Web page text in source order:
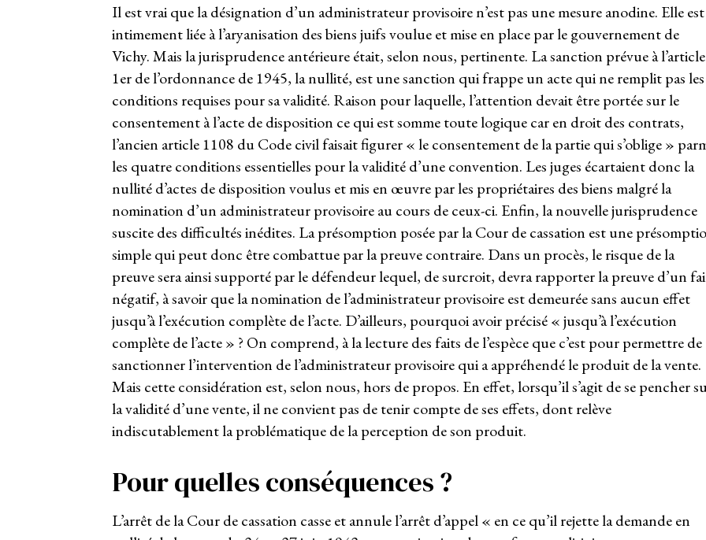
Il est vrai que la désignation d’un administrateur provisoire n’est pas une mesure anodine. Elle est
intimement liée à l’aryanisation des biens juifs voulue et mise en place par le gouvernement de
Vichy. Mais la jurisprudence antérieure était, selon nous, pertinente. La sanction prévue à l’article
1erde l’ordonnance de 1945, la nullité, est une sanction qui frappe un acte qui ne remplit pas les
conditions requises pour sa validité. Raison pour laquelle, l’attention devait être portée sur le
consentement à l’acte de disposition ce qui est somme toute logique car en droit des contrats,
l’ancien article 1108 du Code civil faisait figurer « le consentement de la partie qui s’oblige »
les quatre conditions essentielles pour la validité d’une convention. Les juges écartaient donc la
nullité d’actes de disposition voulus et mis en œuvre par les propriétaires des biens malgré la
nomination d’un administrateur provisoire au cours de ceux-ci. Enfin, la nouvelle jurisprudence
suscite des difficultés inédites. La présomption posée par la Cour de cassation est une
simple qui peut donc être combattue par la preuve contraire. Dans un procès, le risque de la
preuve sera ainsi supporté par le défendeur lequel, de surcroit, devra rapporter la preuve d’un
négatif, à savoir que la nomination de l’administrateur provisoire est demeurée sans aucun effet
jusqu’à l’exécution complète de l’acte. D’ailleurs, pourquoi avoir précisé « jusqu’à l’exécution
complète de l’acte » ? On comprend, à la lecture des faits de l’espèce que c’est pour permettre de
sanctionner l’intervention de l’administrateur provisoire qui a appréhendé le produit de la vente.
Mais cette considération est, selon nous, hors de propos. En effet, lorsqu’il s’agit de se pencher
la validité d’une vente, il ne convient pas de tenir compte de ses effets, dont relève
indiscutablement la problématique de la perception de son produit.
Pour quelles conséquences ?
L’arrêt de la Cour de cassation casse et annule l’arrêt d’appel « en ce qu’il rejette la demande en